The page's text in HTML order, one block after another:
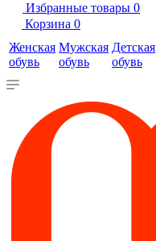
Избранные товары 0
Корзина 0
Женская
обувь
Мужская
обувь
Детская
обувь